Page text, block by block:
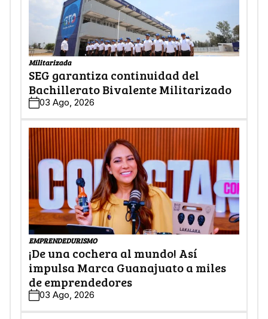
Militarizada
SEG garantiza continuidad del
Bachillerato Bivalente Militarizado
03 Ago, 2026
EMPRENDEDURISMO
¡De una cochera al mundo! Así
impulsa Marca Guanajuato a miles
de emprendedores
03 Ago, 2026